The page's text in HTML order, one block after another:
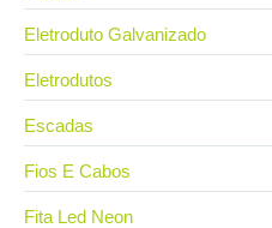
Eletroduto Galvanizado
Eletrodutos
Escadas
Fios E Cabos
Fita Led Neon